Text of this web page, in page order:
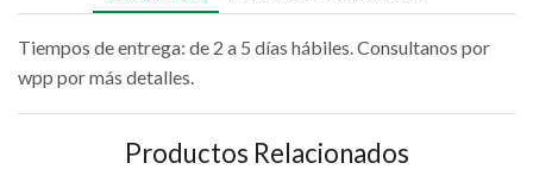
Tiempos de entrega: de 2 a 5 días hábiles. Consultanos por
wpp por más detalles.
Productos Relacionados